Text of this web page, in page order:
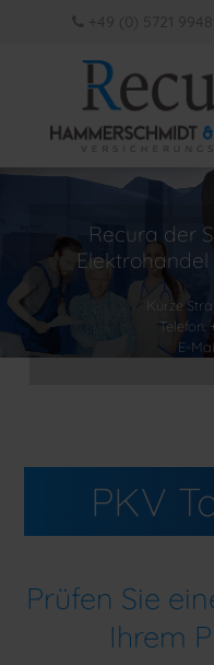
Recura der
Kurze
Telefon:
E-
PKV
Prüfen Sie
Ihrem